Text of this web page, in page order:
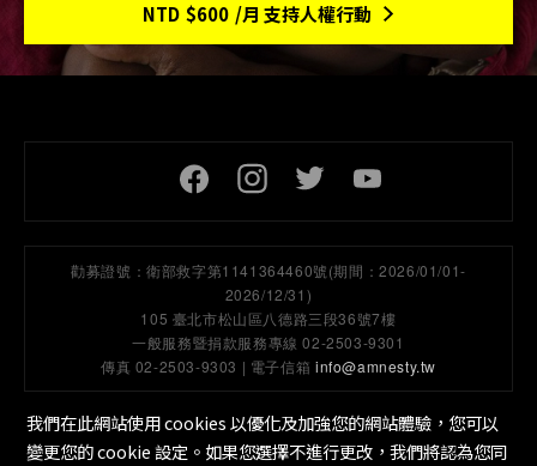
NTD $600 /月 支持人權行動
我們在此網站使用 cookies 以優化及加強您的網站體驗，您可以
變更您的 cookie 設定。如果您選擇不進行更改，我們將認為您同
頁尾社交連結
勸募證號：衛部救字第1141364460號(期間：2026/01/01-
2026/12/31)
105 臺北市松山區八德路三段36號7樓
一般服務暨捐款服務專線 02-2503-9301
傳真 02-2503-9303 | 電子信箱 info@amnesty.tw